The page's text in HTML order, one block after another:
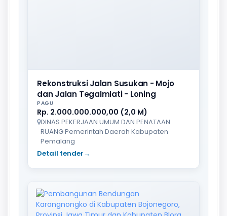
Rekonstruksi Jalan Susukan - Mojo
dan Jalan Tegalmlati - Loning
PAGU
Rp. 2.000.000.000,00 (2,0 M)
DINAS PEKERJAAN UMUM DAN PENATAAN
RUANG Pemerintah Daerah Kabupaten
Pemalang
Detail tender→